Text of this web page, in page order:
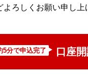
ろしくお願い申し上
5分で申込完了 口座